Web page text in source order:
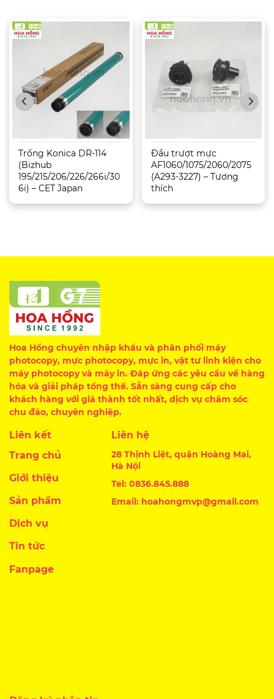
Trống Konica DR-114
(Bizhub
195/215/206/226/266i/30
6i) – CET Japan
Đầu trượt mực
AF1060/1075/2060/2075
(A293-3227) – Tương
thích
Hoa Hồng chuyên nhập khẩu và phân phối máy
photocopy, mực photocopy, mực in, vật tư linh kiện cho
máy photocopy và máy in. Đáp ứng các yêu cầu về hàng
hóa và giải pháp tổng thể. Sẵn sàng cung cấp cho
khách hàng với giá thành tốt nhất, dịch vụ chăm sóc
chu đáo, chuyên nghiệp.
Liên kết
Trang chủ
Giới thiệu
Sản phẩm
Dịch vụ
Tin tức
Liên hệ
28 Thịnh Liệt, quận Hoàng Mai,
Hà Nội
Tel: 0836.845.888
Email: hoahongmvp@gmail.com
Fanpage